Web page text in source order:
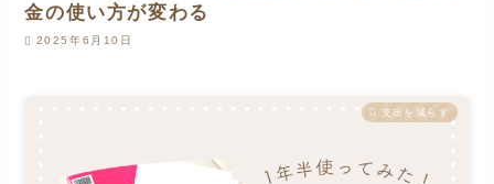
金の使い方が変わる
2025年6月10日
支出を減らす